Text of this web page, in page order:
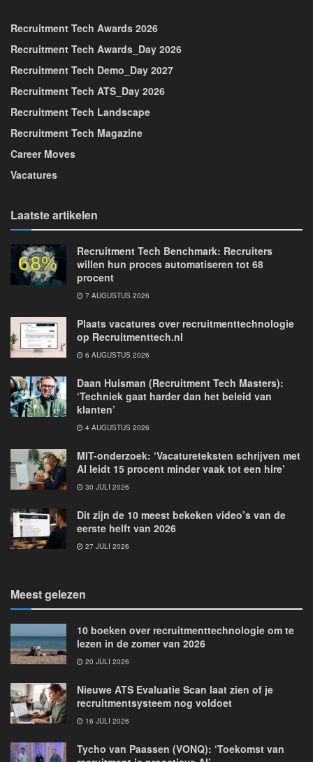
Recruitment Tech Awards 2026
Recruitment Tech Awards_Day 2026
Recruitment Tech Demo_Day 2027
Recruitment Tech ATS_Day 2026
Recruitment Tech Landscape
Recruitment Tech Magazine
Career Moves
Vacatures
Laatste artikelen
Recruitment Tech Benchmark: Recruiters
willen hun proces automatiseren tot 68
procent
7 AUGUSTUS 2026
Plaats vacatures over recruitmenttechnologie
op Recruitmenttech.nl
6 AUGUSTUS 2026
Daan Huisman (Recruitment Tech Masters):
‘Techniek gaat harder dan het beleid van
klanten’
4 AUGUSTUS 2026
MIT-onderzoek: ‘Vacatureteksten schrijven met
AI leidt 15 procent minder vaak tot een hire’
30 JULI 2026
Dit zijn de 10 meest bekeken video’s van de
eerste helft van 2026
27 JULI 2026
Meest gelezen
10 boeken over recruitmenttechnologie om te
lezen in de zomer van 2026
20 JULI 2026
Nieuwe ATS Evaluatie Scan laat zien of je
recruitmentsysteem nog voldoet
16 JULI 2026
Tycho van Paassen (VONQ): ‘Toekomst van